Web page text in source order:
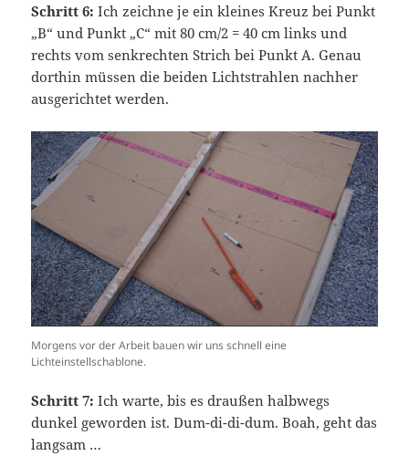
Schritt 6: Ich zeichne je ein kleines Kreuz bei Punkt
„B“ und Punkt „C“ mit 80 cm/2 = 40 cm links und
rechts vom senkrechten Strich bei Punkt A. Genau
dorthin müssen die beiden Lichtstrahlen nachher
ausgerichtet werden.
Morgens vor der Arbeit bauen wir uns schnell eine
Lichteinstellschablone.
Schritt 7: Ich warte, bis es draußen halbwegs
dunkel geworden ist. Dum-di-di-dum. Boah, geht das
langsam …